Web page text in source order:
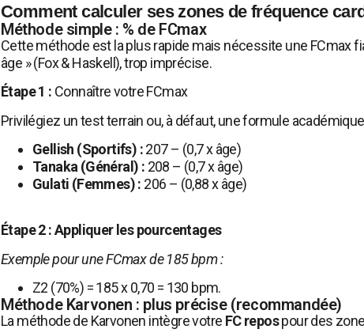
Comment calculer ses zones de fréquence
Méthode simple : % de FCmax
Cette méthode est la plus rapide mais nécessite une FCmax
âge » (Fox & Haskell), trop imprécise.
Étape 1 : Connaître votre FCmax
Privilégiez un test terrain ou, à défaut, une formule
Gellish (Sportifs) :207 – (0,7 x âge)
Tanaka (Général) : 208 – (0,7 x âge)
Gulati (Femmes) : 206 – (0,88 x âge)
Étape 2 :Appliquer les pourcentages
Exemple pour une FCmax de 185 bpm :
Z2 (70%) = 185 x 0,70 = 130 bpm.
Méthode Karvonen : plus précise (recommandée)
La méthode de Karvonen intègre votre FC repospour des